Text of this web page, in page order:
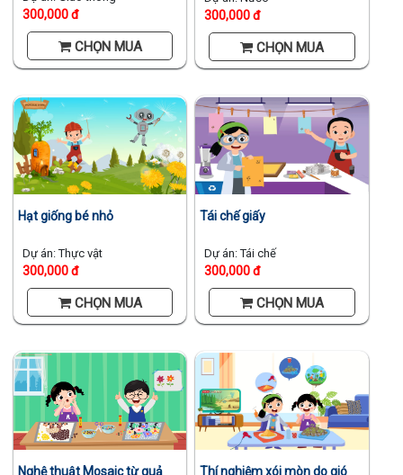
GAĐT
năng
sống
non
Cộng
đồng
Bảng
giá
300,000 đ
CHỌN MUA
300,000 đ
CHỌN MUA
Hạt giống bé nhỏ
Dự án: Thực vật
300,000 đ
CHỌN MUA
Tái chế giấy
Dự án: Tái chế
300,000 đ
CHỌN MUA
Nghệ thuật Mosaic từ quả
Thí nghiệm xói mòn do gió